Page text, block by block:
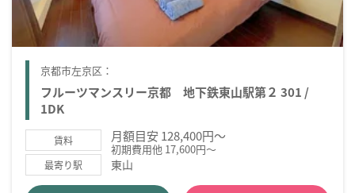
京都市左京区：
フルーツマンスリー京都 地下鉄東山駅第２ 301 /
1DK
賃料 月額目安 128,400円～
初期費用他 17,600円～
最寄り駅 東山